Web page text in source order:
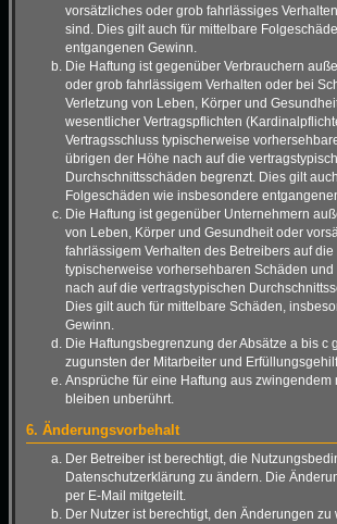
vorsätzliches oder grob fahrlässiges
sind. Dies gilt auch für mittelbare
entgangenen Gewinn.
Die Haftung ist gegenüber Verbrauchern
oder grob fahrlässigem Verhalten oder bei
Verletzung von Leben, Körper und
wesentlicher Vertragspflichten
Vertragsschluss typischerweise
übrigen der Höhe nach auf die
Durchschnittsschäden begrenzt. Dies gilt
Folgeschäden wie insbesondere
Die Haftung ist gegenüber Unternehmern
von Leben, Körper und Gesundheit oder
fahrlässigem Verhalten des Betreibers auf
typischerweise vorhersehbaren Schäden
nach auf die vertragstypischen
Dies gilt auch für mittelbare Schäden,
Gewinn.
Die Haftungsbegrenzung der Absätze a bis c
zugunsten der Mitarbeiter und
Ansprüche für eine Haftung aus zwingendem
bleiben unberührt.
6. Änderungsvorbehalt
Der Betreiber ist berechtigt, die
Datenschutzerklärung zu ändern. Die
per E-Mail mitgeteilt.
Der Nutzer ist berechtigt, den Änderungen zu